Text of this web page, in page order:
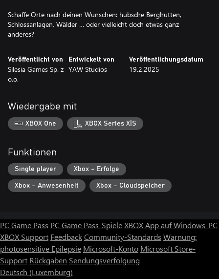
Schaffe Orte nach deinen Wünschen: hübsche Berghütten,
Schlossanlagen, Wälder … oder vielleicht doch etwas ganz
anderes?
Veröffentlicht von
Silesia Games Sp. z
o.o.
Entwickelt von
YAW Studios
Veröffentlichungsdatum
19.2.2025
Wiedergabe mit
XBOX One XBOX Series X|S
Funktionen
Single player Xbox – Erfolge
Xbox – Anwesenheit Xbox – Cloudspeicher
PC Game Pass PC Game Pass-SpieleXBOX App auf Windows-PC
XBOX Support FeedbackCommunity-Standards Warnung:
photosensitive Epilepsie Microsoft-Konto Microsoft Store-
Support Rückgaben Sendungsverfolgung
Deutsch (Luxemburg)